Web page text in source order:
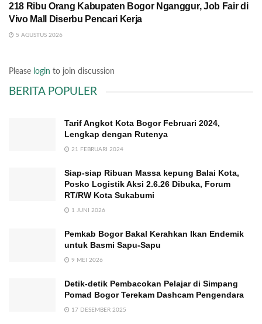
218 Ribu Orang Kabupaten Bogor Nganggur, Job Fair di
Vivo Mall Diserbu Pencari Kerja
5 AGUSTUS 2026
Please login to join discussion
BERITA POPULER
Tarif Angkot Kota Bogor Februari 2024,
Lengkap dengan Rutenya
21 FEBRUARI 2024
Siap-siap Ribuan Massa kepung Balai Kota,
Posko Logistik Aksi 2.6.26 Dibuka, Forum
RT/RW Kota Sukabumi
1 JUNI 2026
Pemkab Bogor Bakal Kerahkan Ikan Endemik
untuk Basmi Sapu-Sapu
9 MEI 2026
Detik-detik Pembacokan Pelajar di Simpang
Pomad Bogor Terekam Dashcam Pengendara
17 DESEMBER 2025